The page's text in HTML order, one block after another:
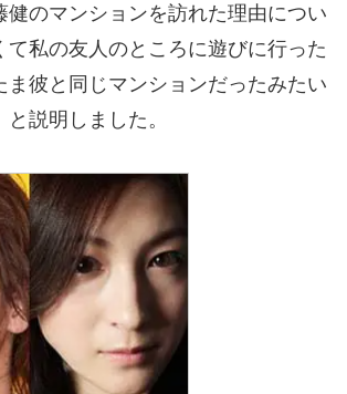
健のマンションを訪れた理由につい
て私の友人のところに遊びに行った
ま彼と同じマンションだったみたい
説明しました。